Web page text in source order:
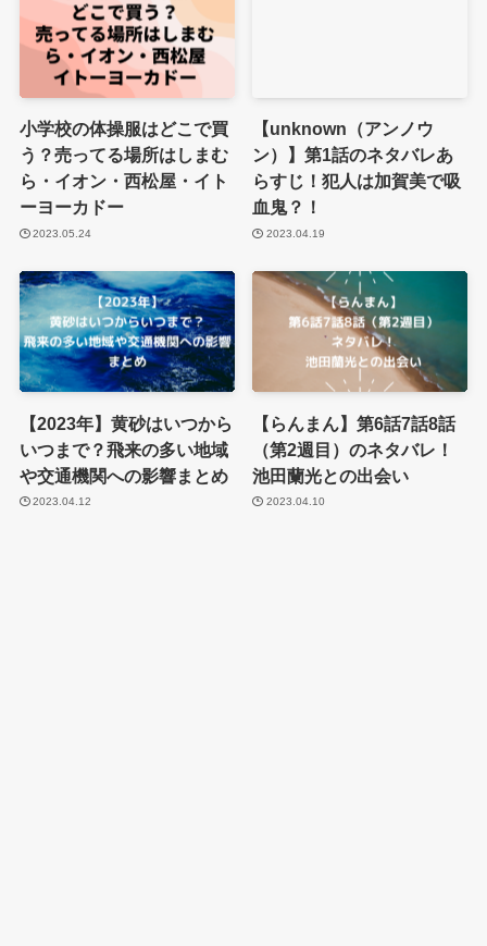
小学校の体操服はどこで買
う？売ってる場所はしまむ
ら・イオン・西松屋・イト
ーヨーカドー
2023.05.24
【unknown（アンノウ
ン）】第1話のネタバレあ
らすじ！犯人は加賀美で吸
血鬼？！
2023.04.19
【2023年】黄砂はいつから
いつまで？飛来の多い地域
や交通機関への影響まとめ
2023.04.12
【らんまん】第6話7話8話
（第2週目）のネタバレ！
池田蘭光との出会い
2023.04.10